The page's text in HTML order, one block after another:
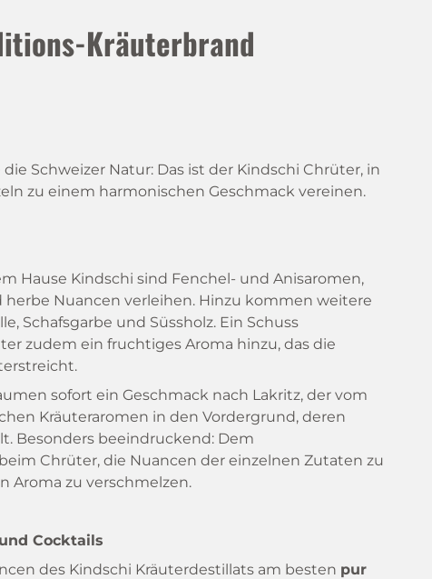
Kräuterbrand
Schweizer Natur: Das ist der Kindschi Chrüter, in
zu einem harmonischen Geschmack vereinen.
Hause Kindschi sind Fenchel- und Anisaromen,
Nuancen verleihen. Hinzu kommen weitere
Schafsgarbe und Süssholz. Ein Schuss
zudem ein fruchtiges Aroma hinzu, das die
sofort ein Geschmack nach Lakritz, der vom
Kräuteraromen in den Vordergrund, deren
Besonders beeindruckend: Dem
Chrüter, die Nuancen der einzelnen Zutaten zu
Aroma zu verschmelzen.
Cocktails
des Kindschi Kräuterdestillats am besten pur